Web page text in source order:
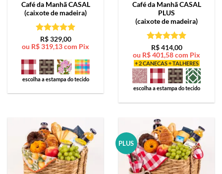
Café da ManhãCASAL
(caixote de madeira)
Avaliação5
de 5
R$329,00
ou R$319,13com Pix
escolha a estampa do tecido
Café da ManhãCASAL
PLUS
(caixote de madeira)
Avaliação5
de 5
R$414,00
ou R$401,58com Pix
+ 2 CANECAS + TALHERES
escolha a estampa do tecido
PLUS